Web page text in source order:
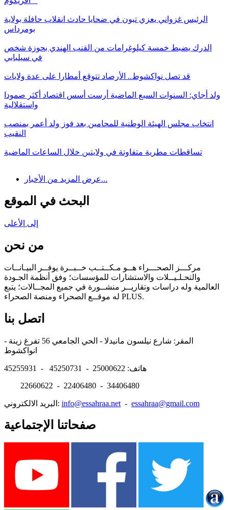
الرئيس غزواني يعزي تبون في ضحايا حادث انقلاب حافلة بولاية
بومرداس
الدرك يضبط خمسة كيلوغرامات من القنب الهندي بحوزة شخص
في سيلبابي
قد تصل نواكشوط.. الأرصاد تتوقع أمطارا على عدة ولايات
ولد أجاي: السنوات السبع الماضية أرست أسس اقتصاد أكثر صمودا
واستقلالية
انتخاب مجلس الهيئة الوطنية للمحامين بعد فوز ولد أعمر بمنصب
النقيب
تساقطات مطرية متفاوتة في ولايتين خلال الساعات الماضية
عرض المزيد من الأخبار...
البحث في الموقع
إلى الأعلى
من نحن
مركـــز الصحـــراء هــو مـكــتــب خــبــرة يوفــر البيـانــات
والتحـلـيــلات والاستشارات للمؤسسات؛ وفق أنظمة الجـودة
العالمية وله دراسات وتقاريــر منشــورة في جميع المجــالات؛ يتبع
له موقــع الصحراء ومنصة الصحراء PLUS.
اتصل بنا
المقر: شارع نيلسون مانيدلا - الحي الجامعي 56 تفرغ زينة -
هاتف: 25000622 - 45250731 - 45255931
22660622 - 22406480 - 34406480
البريد الالكتروني: info@essahraa.net - essahraa@gmail.com
صفحاتنا الإجتماعية